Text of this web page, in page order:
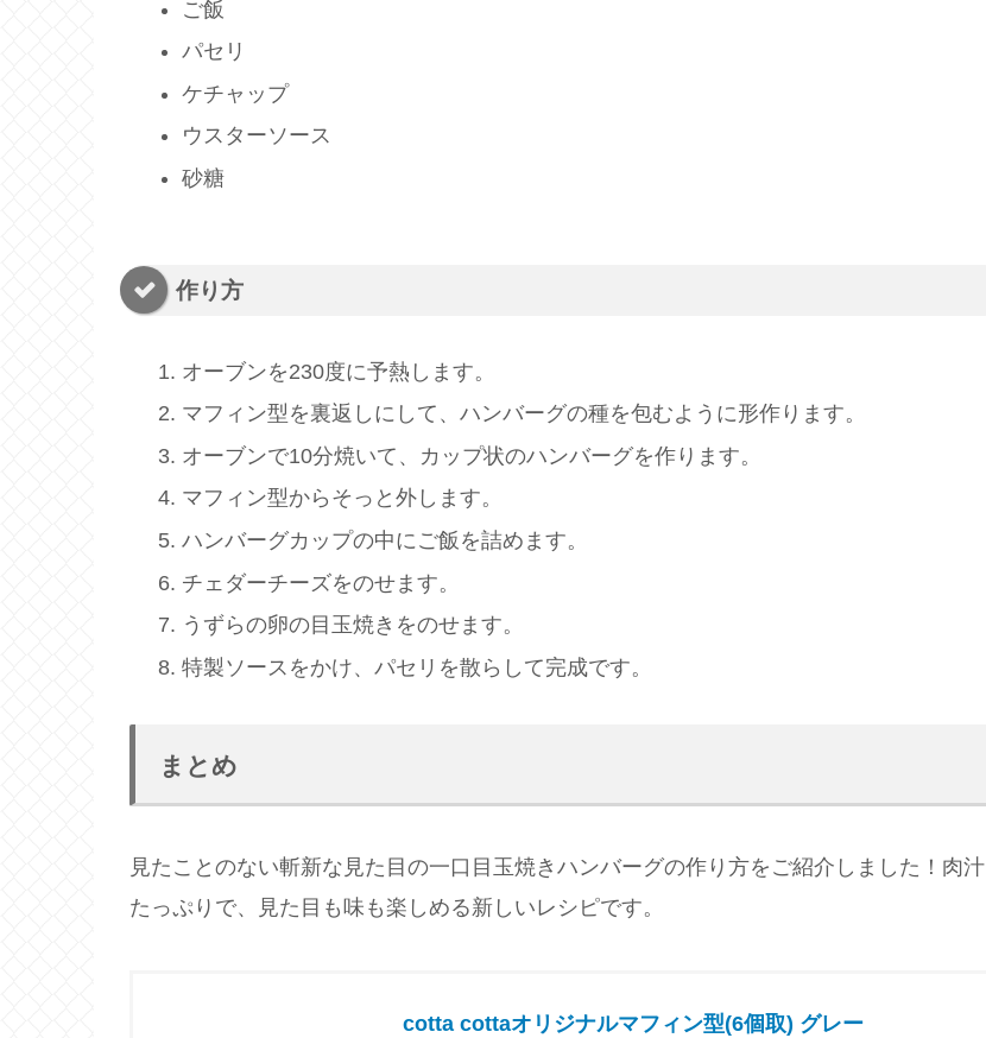
ご飯
パセリ
ケチャップ
ウスターソース
砂糖
作り方
オーブンを230度に予熱します。
マフィン型を裏返しにして、ハンバーグの種を包むように形作ります。
オーブンで10分焼いて、カップ状のハンバーグを作ります。
マフィン型からそっと外します。
ハンバーグカップの中にご飯を詰めます。
チェダーチーズをのせます。
うずらの卵の目玉焼きをのせます。
特製ソースをかけ、パセリを散らして完成です。
まとめ
見たことのない斬新な見た目の一口目玉焼きハンバーグの作り方をご紹介しました！肉汁
たっぷりで、見た目も味も楽しめる新しいレシピです。
cotta cottaオリジナルマフィン型(6個取) グレー